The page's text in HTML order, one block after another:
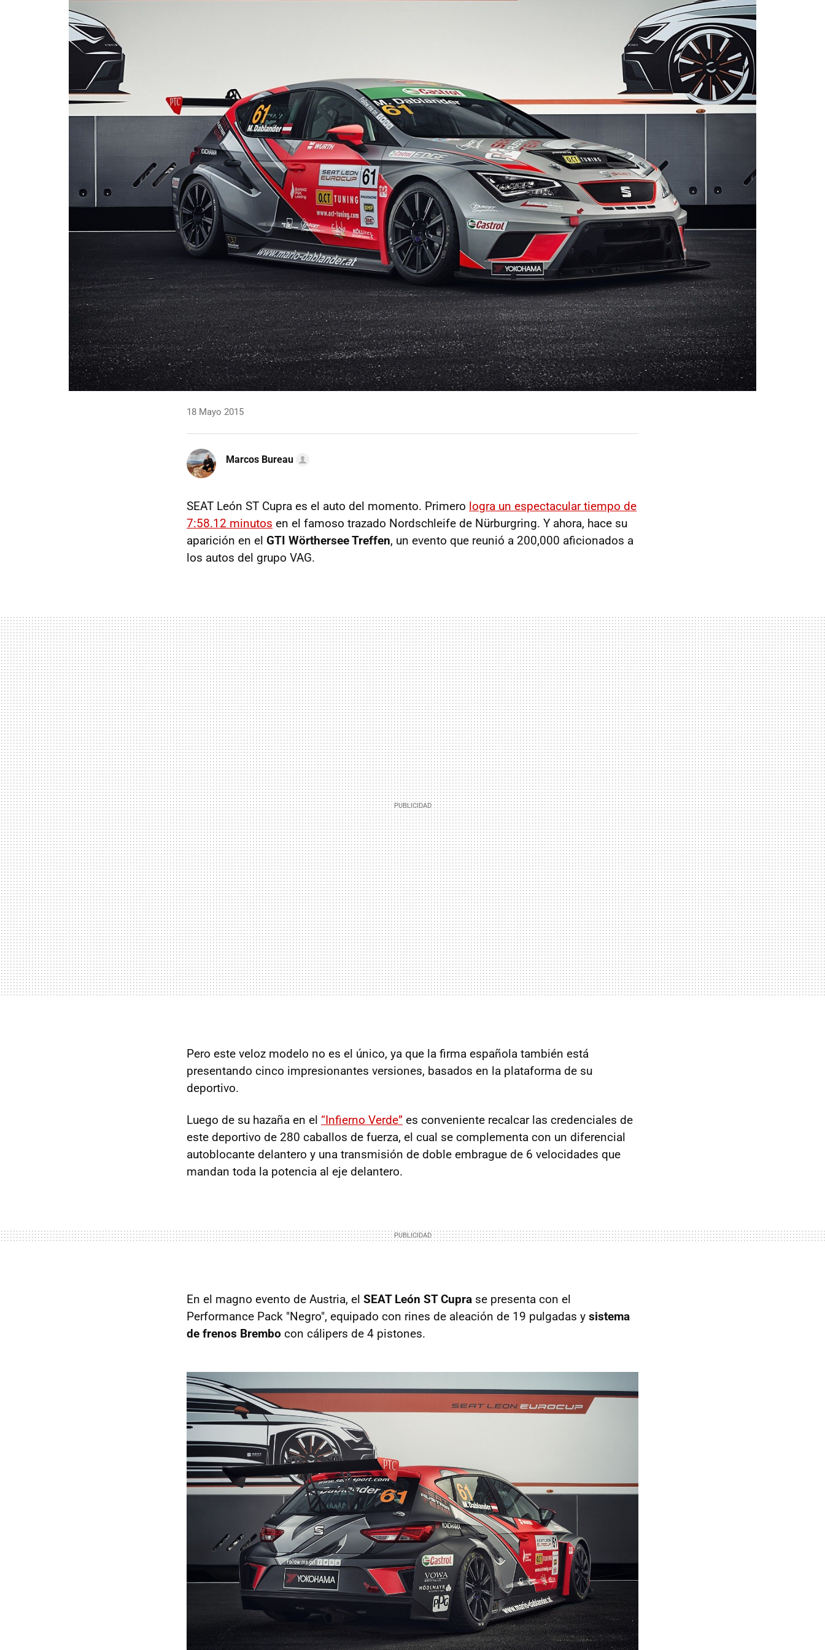
18 Mayo 2015
Marcos Bureau
SEAT León ST Cupra es el auto del momento. Primero logra un espectacular tiempo de
7:58.12 minutos en el famoso trazado Nordschleife de Nürburgring. Y ahora, hace su
aparición en el GTI Wörthersee Treffen, un evento que reunió a 200,000 aficionados a
los autos del grupo VAG.
Pero este veloz modelo no es el único, ya que la firma española también está
presentando cinco impresionantes versiones, basados en la plataforma de su
deportivo.
Luego de su hazaña en el “Infierno Verde” es conveniente recalcar las credenciales de
este deportivo de 280 caballos de fuerza, el cual se complementa con un diferencial
autoblocante delantero y una transmisión de doble embrague de 6 velocidades que
mandan toda la potencia al eje delantero.
En el magno evento de Austria, el SEAT León ST Cupra se presenta con el
Performance Pack "Negro", equipado con rines de aleación de 19 pulgadas y sistema
de frenos Brembo con cálipers de 4 pistones.